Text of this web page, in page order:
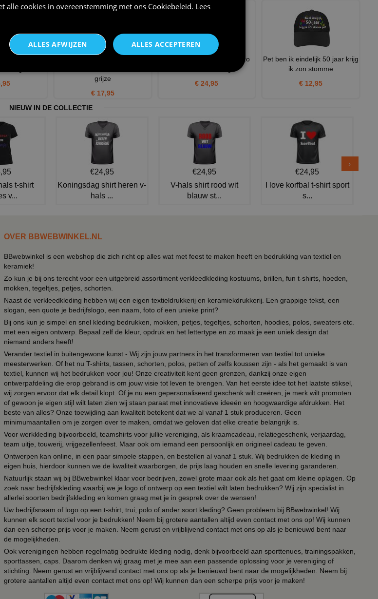
grijze
€ 17,95
Ben ik eindelijk 50 krijg ik zo
€ 24,95
Pet ben ik eindelijk 50 jaar krijg
ik zon stomme
€ 12,95
NIEUW IN DE COLLECTIE
t-shirt
v...
€24,95
Koningsdag shirt heren v-
hals ...
€24,95
V-hals shirt rood wit
blauw st...
€24,95
I love korfbal t-shirt sport
s...
OVER BBWEBWINKEL.NL
BBwebwinkel is een webshop die zich richt op alles wat met feest te maken heeft en bedrukking van textiel en
keramiek!
Zo kun je bij ons terecht voor een uitgebreid assortiment verkleedkleding kostuums, brillen, fun t-shirts, hoeden,
mokken, tegeltjes, petjes, schorten.
Naast de verkleedkleding hebben wij een eigen textieldrukkerij en keramiekdrukkerij. Een grappige tekst, een
slogan, een quote je bedrijfslogo, een naam, foto of een unieke print?
Bij ons kun je simpel en snel kleding bedrukken, mokken, petjes, tegeltjes, schorten, hoodies, polos, sweaters etc.
met een eigen ontwerp. Bepaal zelf de kleur, opdruk en het lettertype en zo maak je een uniek design dat
niemand anders heeft!
Verander textiel in buitengewone kunst - Wij zijn jouw partners in het transformeren van textiel tot unieke
meesterwerken. Of het nu T-shirts, tassen, schorten, polos, petten of zelfs koussen zijn - als het gemaakt is van
textiel, kunnen wij het bedrukken voor jou! Onze creativiteit kent geen grenzen, dankzij onze eigen
ontwerpafdeling die erop gebrand is om jouw visie tot leven te brengen. Van het eerste idee tot het laatste stiksel,
wij zorgen ervoor dat elk detail klopt. Of je nu een gepersonaliseerd geschenk wilt creëren, je merk wilt promoten
of gewoon je eigen stijl wilt laten zien wij staan paraat met innovatieve ideeën en hoogwaardige afdrukken. Het
beste van alles? Onze toewijding aan kwaliteit betekent dat we al vanaf 1 stuk produceren. Geen
minimumaantallen om je zorgen over te maken, omdat we geloven dat elke creatie belangrijk is.
Voor werkkleding bijvoorbeeld, teamshirts voor jullie vereniging, als kraamcadeau, relatiegeschenk, verjaardag,
team uitje, touwerij, vrijgezellenfeest. Maar ook om iemand een persoonlijk en origineel cadeau te geven.
Ontwerpen kan online, in een paar simpele stappen, en bestellen al vanaf 1 stuk. Wij bedrukken de kleding in
eigen huis, hierdoor kunnen we de kwaliteit waarborgen, de prijs laag houden en snelle levering garanderen.
Natuurlijk staan wij bij BBwebwinkel klaar voor bedrijven, zowel grote maar ook als het gaat om kleine oplagen. Op
zoek naar bedrijfskleding waarbij we je logo of ontwerp op een textiel wilt laten bedrukken? Wij zijn specialist in
allerlei soorten bedrijfskleding en komen graag met je in gesprek over de wensen!
Uw bedrijfsnaam of logo op een t-shirt, trui, polo of ander soort kleding? Geen probleem bij BBwebwinkel! Wij
kunnen elk soort textiel voor je bedrukken! Neem bij grotere aantallen altijd even contact met ons op! Wij kunnen
dan een scherpe prijs voor je maken. Neem gerust en vrijblijvend contact met ons op als je benieuwd bent naar
de mogelijkheden.
Ook verenigingen hebben regelmatig bedrukte kleding nodig, denk bijvoorbeeld aan sporttenues, trainingspakken,
sporttassen, caps. Daarom denken wij graag met je mee aan een passende oplossing voor je vereniging of
stichting. Neem gerust en vrijblijvend contact met ons op als je benieuwd bent naar de mogelijkheden. Neem bij
grotere aantallen altijd even contact met ons op! Wij kunnen dan een scherpe prijs voor je maken!
alle cookies in overeenstemming met ons Cookiebeleid. Lees
ALLES ACCEPTEREN
ALLES AFWIJZEN